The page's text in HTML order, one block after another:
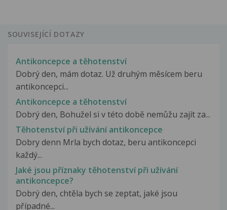
SOUVISEJÍCÍ DOTAZY
Antikoncepce a těhotenství
Dobrý den, mám dotaz. Už druhým měsícem beru
antikoncepci...
Antikoncepce a těhotenství
Dobrý den, Bohužel si v této době nemůžu zajít za...
Těhotenství při užívání antikoncepce
Dobry denn Mrla bych dotaz, beru antikoncepci
každý...
Jaké jsou příznaky těhotenství při užívání
antikoncepce?
Dobrý den, chtěla bych se zeptat, jaké jsou
případné...